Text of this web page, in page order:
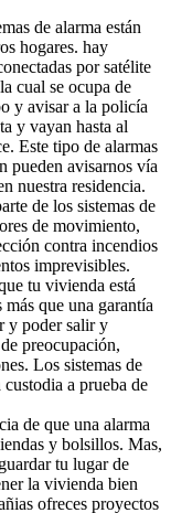
de alarma están
hogares. hay
por satélite
cual se ocupa de
y avisar a la policía
y vayan hasta al
Este tipo de alarmas
pueden avisarnos vía
nuestra residencia.
de los sistemas de
de movimiento,
contra incendios
imprevisibles.
tu vivienda está
más que una garantía
y poder salir y
preocupación,
Los sistemas de
a prueba de
de que una alarma
y bolsillos. Mas,
tu lugar de
la vivienda bien
ofreces proyectos